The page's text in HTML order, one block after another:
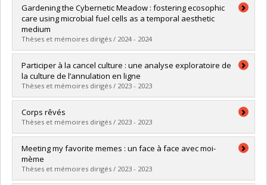
Graduate :Giard, Eva
Cycle :Master's
Grade :
Lien vers le document dans Papyrus
Gardening the Cybernetic Meadow : fostering ecosophic
care using microbial fuel cells as a temporal aesthetic
medium
Thèses et mémoires dirigés / 2024 - 2024
Graduate : Halpenny, Matthew
Cycle :Master's
Grade :M. Sc.
Lien vers le document dans Papyrus
Participer à la cancel culture : une analyse exploratoire de
la culture de l’annulation en ligne
Thèses et mémoires dirigés / 2023 - 2023
Graduate :Julien, Stéphanie
Cycle : Master's
Grade :M. Sc.
Lien vers le document dans Papyrus
Corps rêvés
Thèses et mémoires dirigés / 2023 - 2023
Graduate :François, Agathe
Cycle :
Grade :Ph. D.
Lien vers le document dans Papyrus
Meeting my favorite memes : un face à face avec moi-
mème
Thèses et mémoires dirigés / 2023 - 2023